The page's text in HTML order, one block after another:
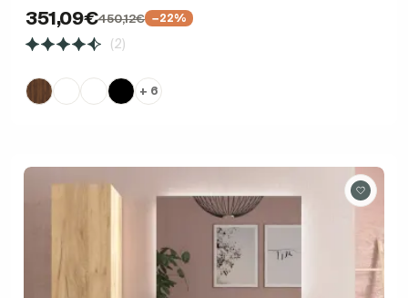
351,09€450,12€ −22%
(2)
+ 6